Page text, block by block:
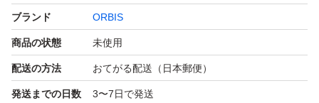
ブランド ORBIS
商品の状態 未使用
配送の方法 おてがる配送（日本郵便）
発送までの日数 3〜7日で発送